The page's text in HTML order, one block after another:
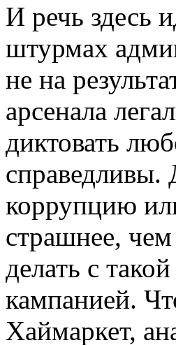
И речь здесь
штурмах
не на
арсенала
диктовать
справедливы.
коррупцию
страшнее,
делать с
кампанией.
Хаймаркет,